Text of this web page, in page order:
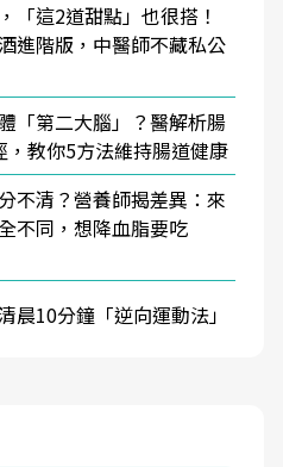
「這2道甜點」也很搭！
進階版，中醫師不藏私公
「第二大腦」？醫解析腸
，教你5方法維持腸道健康
不清？營養師揭差異：來
不同，想降血脂要吃
晨10分鐘「逆向運動法」